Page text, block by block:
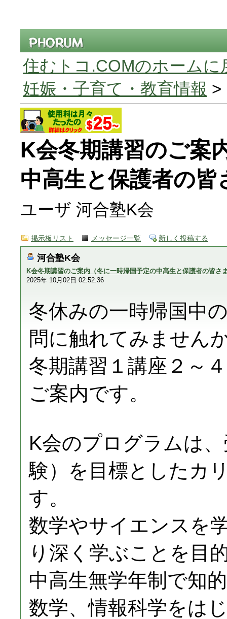
住むトコ.COMのホームに
妊娠・子育て・教育情報 >
K会冬期講習のご案
中高生と保護者の皆
ユーザ 河合塾K会
掲示板リスト メッセージ一覧 新しく投稿する
河合塾K会
K会冬期講習のご案内（冬に一時帰国予定の中高生と保護者の皆さ
2025年 10月02日 02:52:36
冬休みの一時帰国中
問に触れてみません
冬期講習１講座２～
ご案内です。
K会のプログラムは
験）を目標としたカ
す。
数学やサイエンスを
り深く学ぶことを目
中高生無学年制で知
数学、情報科学をは